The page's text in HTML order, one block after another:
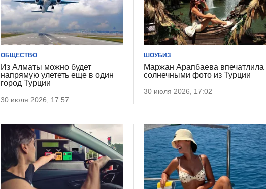
ОБЩЕСТВО
Из Алматы можно будет
напрямую улететь еще в один
город Турции
30 июля 2026, 17:57
ШОУБИЗ
Маржан Арапбаева впечатлила
солнечными фото из Турции
30 июля 2026, 17:02